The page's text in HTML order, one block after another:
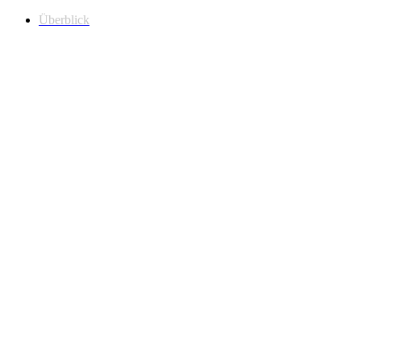
Überblick